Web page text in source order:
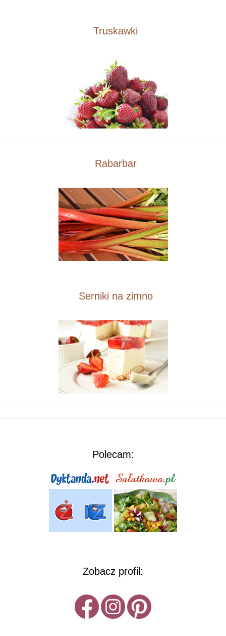
Truskawki
Rabarbar
Serniki na zimno
Polecam:
Zobacz profil: